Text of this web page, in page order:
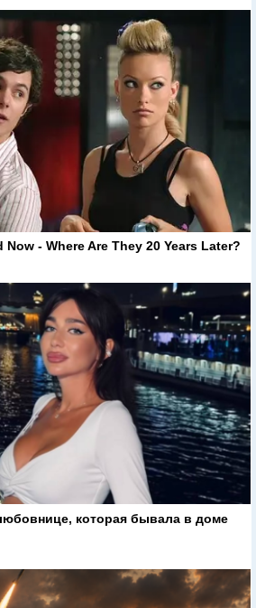
- Where Are They 20 Years Later?
которая бывала в доме